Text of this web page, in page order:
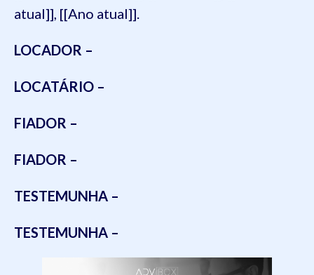
atual]], [[Ano atual]].
LOCADOR –
LOCATÁRIO –
FIADOR –
FIADOR –
TESTEMUNHA –
TESTEMUNHA –